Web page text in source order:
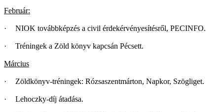
Február:
· NIOK továbbképzés a civil érdekérvényesítésről, PECINFO.
· Tréningek a Zöld könyv kapcsán Pécsett.
Március
· Zöldkönyv-tréningek: Rózsaszentmárton, Napkor, Szögliget.
· Lehoczky-díj átadása.